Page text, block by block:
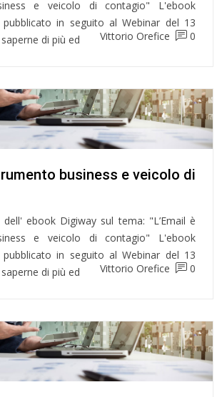
e veicolo di contagio" L'ebook
in seguito al Webinar del 13
saperne di più ed
Vittorio Orefice 0
business e veicolo di
ebook Digiway sul tema: "L’Email è
e veicolo di contagio" L'ebook
in seguito al Webinar del 13
saperne di più ed
Vittorio Orefice 0